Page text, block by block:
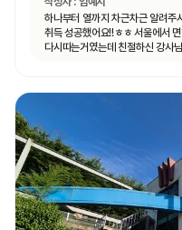
하나부터 열까지 차근차근 알려주시고 재치있게 잘 가르쳐주셔서 1번만
취득 성공했어요!!ㅎㅎ 서울에서
다시따는거였는데 친절하신 강사